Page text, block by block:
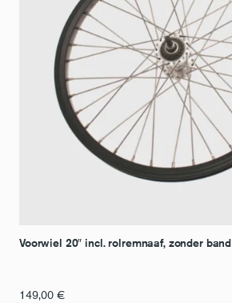
Voorwiel 20″ incl. rolremnaaf, zonder band
149,00 €